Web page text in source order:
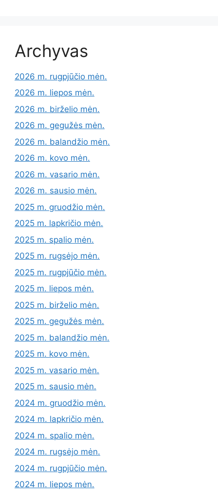
Archyvas
2026 m. rugpjūčio mėn.
2026 m. liepos mėn.
2026 m. birželio mėn.
2026 m. gegužės mėn.
2026 m. balandžio mėn.
2026 m. kovo mėn.
2026 m. vasario mėn.
2026 m. sausio mėn.
2025 m. gruodžio mėn.
2025 m. lapkričio mėn.
2025 m. spalio mėn.
2025 m. rugsėjo mėn.
2025 m. rugpjūčio mėn.
2025 m. liepos mėn.
2025 m. birželio mėn.
2025 m. gegužės mėn.
2025 m. balandžio mėn.
2025 m. kovo mėn.
2025 m. vasario mėn.
2025 m. sausio mėn.
2024 m. gruodžio mėn.
2024 m. lapkričio mėn.
2024 m. spalio mėn.
2024 m. rugsėjo mėn.
2024 m. rugpjūčio mėn.
2024 m. liepos mėn.